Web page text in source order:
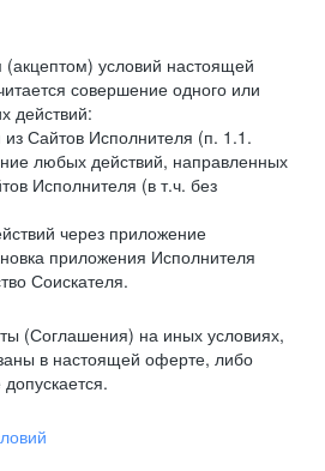
условий настоящей
совершение одного или
действий:
Сайтов Исполнителя (п. 1.1.
любых действий, направленных
Исполнителя (в т.ч. без
через приложение
приложения Исполнителя
Соискателя.
(Соглашения) на иных условиях,
в настоящей оферте, либо